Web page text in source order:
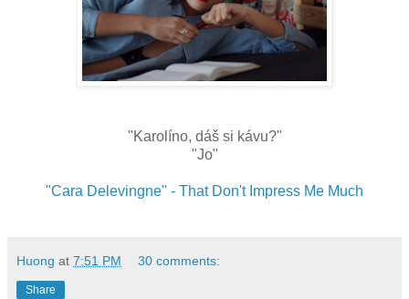
"Karolíno, dáš si kávu?"
"Jo"
"Cara Delevingne" - That Don't Impress Me Much
Huong at 7:51 PM 30 comments:
Share